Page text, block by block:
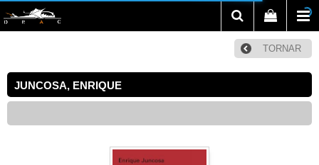
TORNAR
JUNCOSA, ENRIQUE